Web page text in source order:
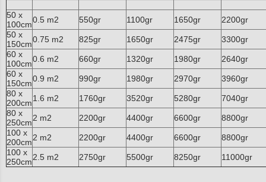
50 x
100cm0.5 m2 550gr 1100gr 1650gr
2200gr
50 x
150cm0.75 m2 825gr 1650gr 2475gr
3300gr
60 x
100cm0.6 m2 660gr 1320gr 1980gr
2640gr
60 x
150cm0.9 m2 990gr 1980gr 2970gr
3960gr
80 x
200cm1.6 m2 1760gr 3520gr 5280gr
7040gr
80 x
250cm2 m2 2200gr 4400gr 6600gr
8800gr
100 x
200cm2 m2 2200gr 4400gr 6600gr
8800gr
100 x
250cm2.5 m2 2750gr 5500gr 8250gr 11000gr